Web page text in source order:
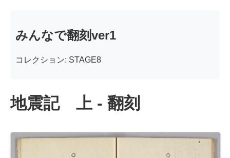
みんなで翻刻ver1
コレクション: STAGE8
地震記 上 - 翻刻